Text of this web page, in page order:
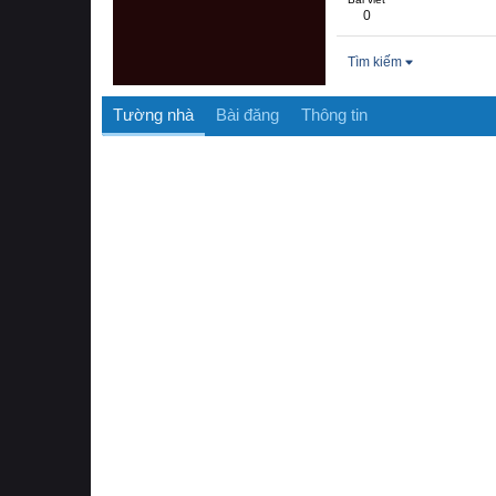
0
Tìm kiếm
Tường nhà Bài đăng Thông tin